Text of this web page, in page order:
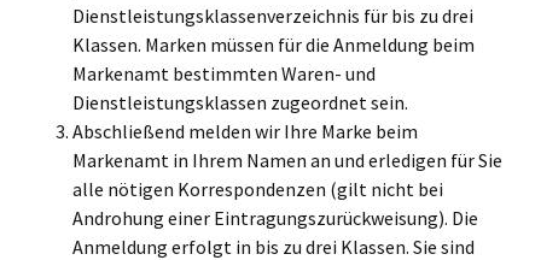
Dienstleistungsklassenverzeichnis für bis zu drei
Klassen. Marken müssen für die Anmeldung beim
Markenamt bestimmten Waren- und
Dienstleistungsklassen zugeordnet sein.
Abschließend melden wir Ihre Marke beim
Markenamt in Ihrem Namen an und erledigen für Sie
alle nötigen Korrespondenzen (gilt nicht bei
Androhung einer Eintragungszurückweisung). Die
Anmeldung erfolgt in bis zu drei Klassen. Sie sind